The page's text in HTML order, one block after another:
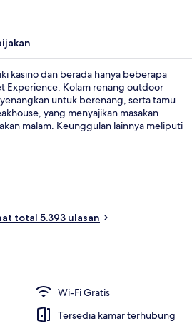
kasino dan berada hanya beberapa
Experience. Kolam renang outdoor
untuk berenang, serta tamu
yang menyajikan masakan
malam. Keunggulan lainnya meliputi
renang dan staf.
total 5.393 ulasan
Wi-Fi Gratis
Tersedia kamar terhubung